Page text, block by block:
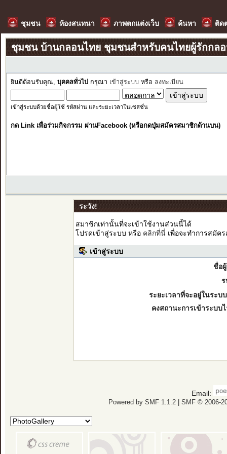
ชุมชน ห้องสนทนา ภาพตกแต่งเว็บ ค้นหา ติด
ชุมชน บ้านกลอนไทย ชุมชนสำหรับคนไทยผู้รักกล
ยินดีต้อนรับคุณ, บุคคลทั่วไป กรุณา เข้าสู่ระบบ หรือ ลงทะเบียน
เข้าสู่ระบบด้วยชื่อผู้ใช้ รหัสผ่าน และระยะเวลาในเซสชั่น
กด Link เพื่อร่วมกิจกรรม ผ่านFacebook (หรือกดปุ่มสมัครสมาชิกด้านบน)
ระวัง!
สมาชิกเท่านั้นที่จะเข้าใช้งานส่วนนี้ได้
โปรดเข้าสู่ระบบ หรือ คลิกที่นี่เพื่อจะทำการสมัค
เข้าสู่ระบบ
ชื่อ
ระยะเวลาที่จะอยู่ในระบ
คงสถานะการเข้าระบบ
Email:
Powered by SMF 1.1.2| SMF © 2006-